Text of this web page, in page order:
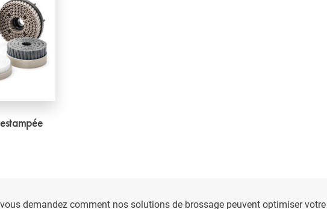
demandez comment nos solutions de brossage peuvent optimiser votre